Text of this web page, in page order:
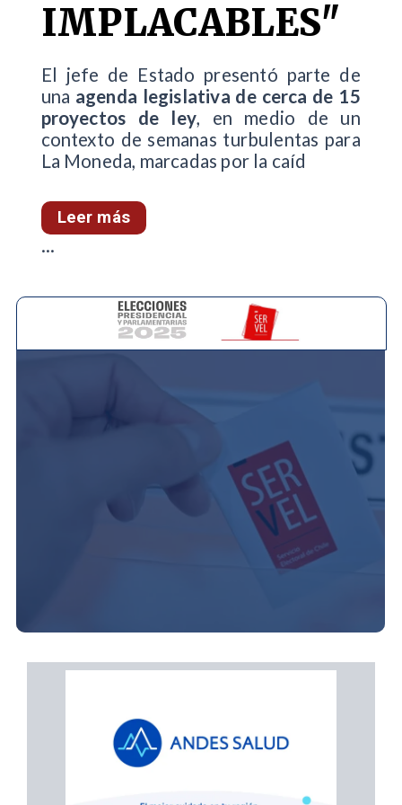
IMPLACABLES"
El jefe de Estado presentó parte de
una agenda legislativa de cerca de 15
proyectos de ley, en medio de un
contexto de semanas turbulentas para
La Moneda, marcadas por la caíd
Leer más
...